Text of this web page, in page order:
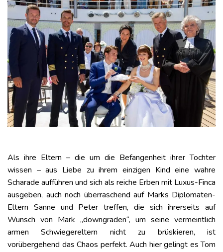
Als ihre Eltern – die um die Befangenheit ihrer Tochter
wissen – aus Liebe zu ihrem einzigen Kind eine wahre
Scharade aufführen und sich als reiche Erben mit Luxus-Finca
ausgeben, auch noch überraschend auf Marks Diplomaten-
Eltern Sanne und Peter treffen, die sich ihrerseits auf
Wunsch von Mark „downgraden“, um seine vermeintlich
armen Schwiegereltern nicht zu brüskieren, ist
vorübergehend das Chaos perfekt. Auch hier gelingt es Tom